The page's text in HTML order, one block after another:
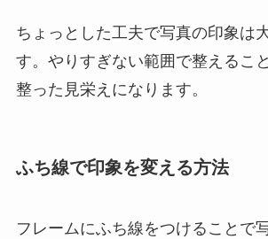
ちょっとした工夫で写真の印象は
す。やりすぎない範囲で整えるこ
整った見栄えになります。
ふち線で印象を変える方法
フレームにふち線をつけることで